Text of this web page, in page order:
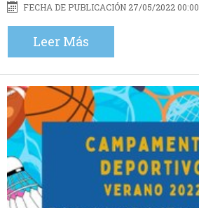
FECHA DE PUBLICACIÓN 27/05/2022 00:00
Leer Más